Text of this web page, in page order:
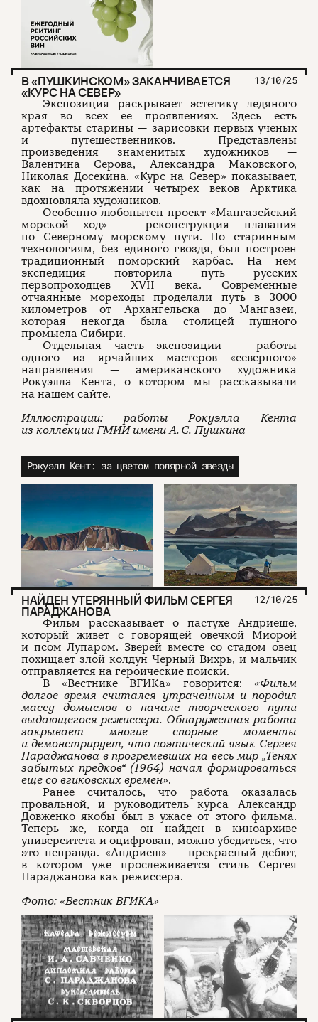
В «ПУШКИНСКОМ» ЗАКАНЧИВАЕТСЯ
«КУРС НА СЕВЕР»
13/10/25
Экспозиция раскрывает эстетику ледяного
края во всех ее проявлениях. Здесь есть
артефакты старины — зарисовки первых ученых
и путешественников. Представлены
произведения знаменитых художников —
Валентина Серова, Александра Маковского,
Николая Досекина. «Курс на Север» показывает,
как на протяжении четырех веков Арктика
вдохновляла художников.
Особенно любопытен проект «Мангазейский
морской ход» — реконструкция плавания
по Северному морскому пути. По старинным
технологиям, без единого гвоздя, был построен
традиционный поморский карбас. На нем
экспедиция повторила путь русских
первопроходцев XVII века. Современные
отчаянные мореходы проделали путь в 3000
километров от Архангельска до Мангазеи,
которая некогда была столицей пушного
промысла Сибири.
Отдельная часть экспозиции — работы
одного из ярчайших мастеров «северного»
направления — американского художника
Рокуэлла Кента, о котором мы рассказывали
на нашем сайте.
Иллюстрации: работы Рокуэлла Кента
из коллекции ГМИИ имени А. С. Пушкина
Рокуэлл Кент: за цветом полярной звезды
НАЙДЕН УТЕРЯННЫЙ ФИЛЬМ СЕРГЕЯ
ПАРАДЖАНОВА
12/10/25
Фильм рассказывает о пастухе Андриеше,
который живет с говорящей овечкой Миорой
и псом Лупаром. Зверей вместе со стадом овец
похищает злой колдун Черный Вихрь, и мальчик
отправляется на героические поиски.
В «Вестнике ВГИКа» говорится: «Фильм
долгое время считался утраченным и породил
массу домыслов о начале творческого пути
выдающегося режиссера. Обнаруженная работа
закрывает многие спорные моменты
и демонстрирует, что поэтический язык Сергея
Параджанова в прогремевших на весь мир „Тенях
забытых предков“(1964) начал формироваться
еще со вгиковских времен».
Ранее считалось, что работа оказалась
провальной, и руководитель курса Александр
Довженко якобы был в ужасе от этого фильма.
Теперь же, когда он найден в киноархиве
университета и оцифрован, можно убедиться, что
это неправда. «Андриеш» — прекрасный дебют,
в котором уже прослеживается стиль Сергея
Параджанова как режиссера.
Фото: «Вестник ВГИКА»